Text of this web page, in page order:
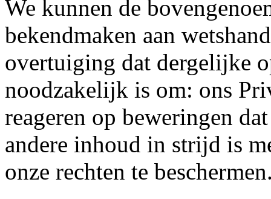
We kunnen de
bekendmaken aan
overtuiging dat dergelijke
noodzakelijk is om: ons
reageren op beweringen
andere inhoud in strijd is
onze rechten te